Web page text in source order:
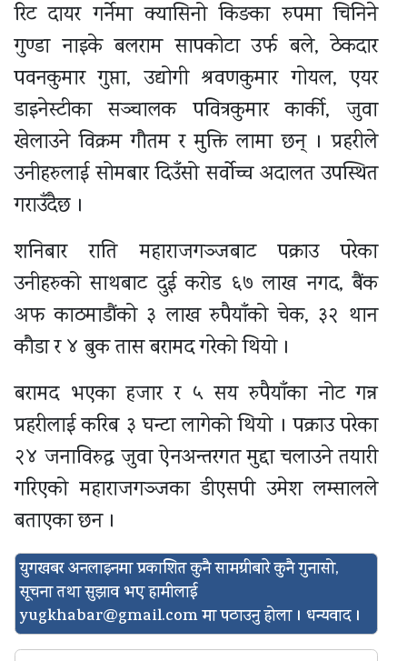
रिट दायर गर्नेमा क्यासिनो किङका रुपमा चिनिने
गुण्डा नाइके बलराम सापकोटा उर्फ बले, ठेकदार
पवनकुमार गुप्ता, उद्योगी श्रवणकुमार गोयल, एयर
डाइनेस्टीका सञ्चालक पवित्रकुमार कार्की, जुवा
खेलाउने विक्रम गौतम र मुक्ति लामा छन् । प्रहरीले
उनीहरुलाई सोमबार दिउँसो सर्वोच्च अदालत उपस्थित
गराउँदैछ ।
शनिबार राति महाराजगञ्जबाट पक्राउ परेका
उनीहरुको साथबाट दुई करोड ६७ लाख नगद, बैंक
अफ काठमाडौंको ३ लाख रुपैयाँको चेक, ३२ थान
कौडा र ४ बुक तास बरामद गरेको थियो ।
बरामद भएका हजार र ५ सय रुपैयाँका नोट गन्न
प्रहरीलाई करिब ३ घन्टा लागेको थियो । पक्राउ परेका
२४ जनाविरुद्ध जुवा ऐनअन्तरगत मुद्दा चलाउने तयारी
गरिएको महाराजगञ्जका डीएसपी उमेश लम्सालले
बताएका छन ।
युगखबर अनलाइनमा प्रकाशित कुनै सामग्रीबारे कुनै गुनासो,
सूचना तथा सुझाव भए हामीलाई
yugkhabar@gmail.comमा पठाउनु होला । धन्यवाद ।